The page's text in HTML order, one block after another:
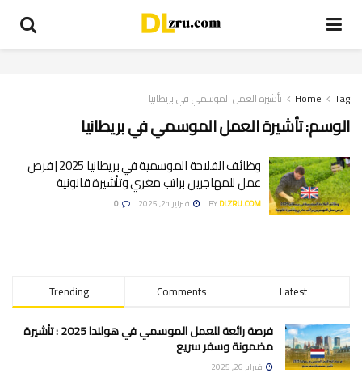
Home Tag تأشيرة العمل الموسمي في بريطانيا
الوسم:تأشيرة العمل الموسمي في بريطانيا
وظائف الفلاحة الموسمية في بريطانيا 2025 | فرص
عمل للمهاجرين براتب مغري وتأشيرة قانونية
BYDLZRU.COM فبراير 21, 2025
Trending Comments Latest
فرصة رائعة للعمل الموسمي في هولندا 2025 : تأشيرة
مضمونة وسفر سريع
فبراير 26, 2025